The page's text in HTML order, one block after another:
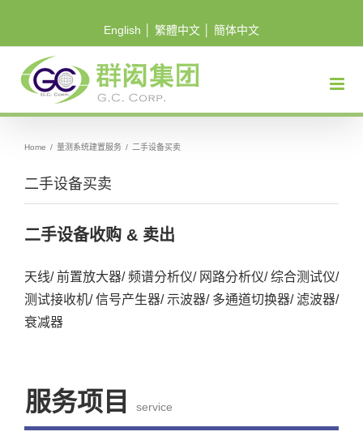
English 繁體中文 簡体中文
Home / 量测系统建置服务 / 二手设备买卖
二手设备买卖
二手设备收购 & 卖出
天线/ 前置放大器/ 频谱分析仪/ 网路分析仪/ 综合测试仪/
测试接收机/ 信号产生器/ 示波器/ 多通道切换器/ 滤波器/
衰减器
服务项目 service